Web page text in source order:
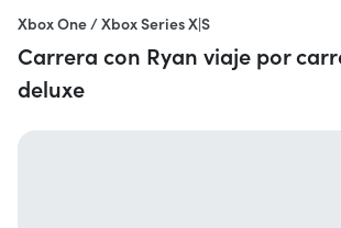
Xbox One / Xbox Series X|S
Carrera con Ryan viaje por
deluxe